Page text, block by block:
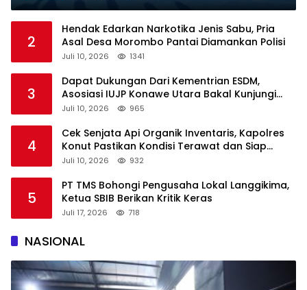
2
Hendak Edarkan Narkotika Jenis Sabu, Pria
Asal Desa Morombo Pantai Diamankan Polisi
Juli 10, 2026 1341
3
Dapat Dukungan Dari Kementrian ESDM,
Asosiasi IUJP Konawe Utara Bakal Kunjungi
Pemegang IUP di Konut
Juli 10, 2026 965
4
Cek Senjata Api Organik Inventaris, Kapolres
Konut Pastikan Kondisi Terawat dan Siap
Digunakan
Juli 10, 2026 932
5
PT TMS Bohongi Pengusaha Lokal Langgikima,
Ketua SBIB Berikan Kritik Keras
Juli 17, 2026 718
NASIONAL